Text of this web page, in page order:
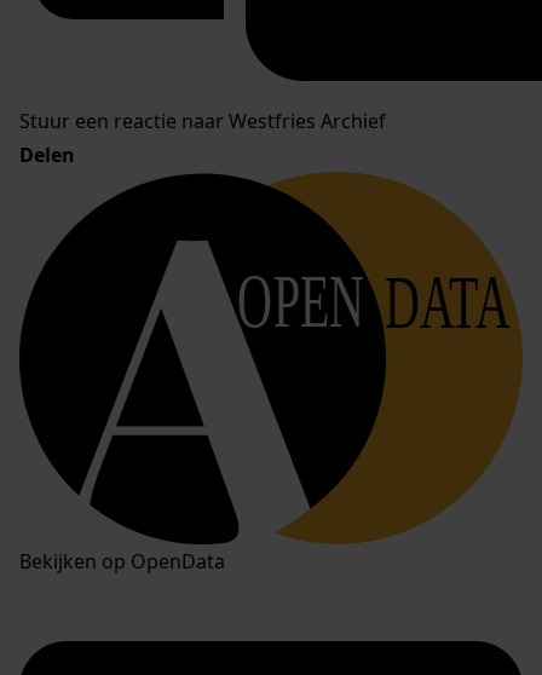
Stuur een reactie naar Westfries Archief
Delen
OPEN DATA
Bekijken op OpenData